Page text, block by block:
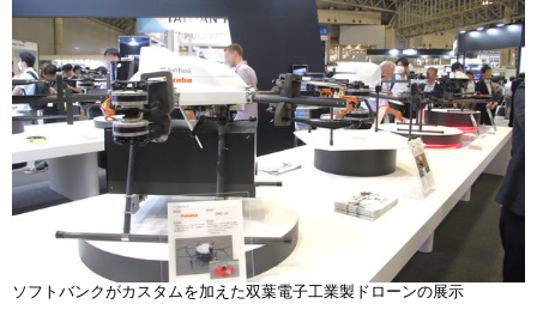
ソフトバンクがカスタムを加えた双葉電子工業製ドローンの展示